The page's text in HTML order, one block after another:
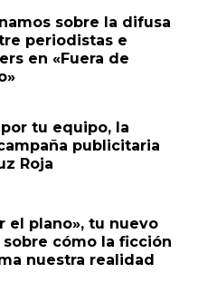
sobre la difusa
periodistas e
en «Fuera de
tu equipo, la
publicitaria
Roja
el plano», tu nuevo
cómo la ficción
nuestra realidad